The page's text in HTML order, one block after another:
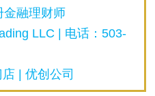
金融理财师
LLC | 电话：503-
| 优创公司